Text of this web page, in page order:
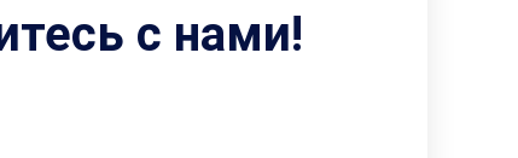
с нами!